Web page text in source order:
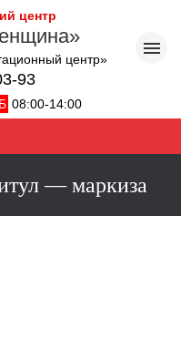
центр
центр»
93
08:00-14:00
— маркиза